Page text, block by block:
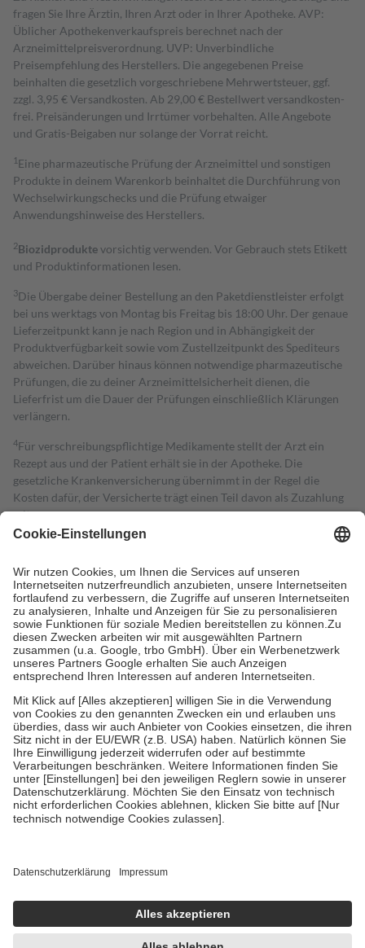
fragen Sie Ihre Ärztin, Ihren Arzt oder in Ihrer Apotheke. AVP:
Üblicher Apothekenverkaufspreis berechnet nach der
Arzneimittelpreisverordnung. UVP: Unverbindliche
Preisempfehlung des Herstellers. Die angegebenen Preise
beinhalten die gesetzlich vorgeschriebene Mehrwertsteuer, ggf.
zzgl. 3,95 € Versandkosten. Ab 29,00 € Bestell­wert versand­kosten­
frei. Preisänderungen und Irrtümer vorbehalten. Alle Angebote
und Gratis-Beigaben nur solange der Vorrat reicht.
1 Eine pharmazeutische Prüfung der Arzneimittel und sonstigen
Produkte in deinem Warenkorb beinhaltet die Durchführung von
Wechselwirkungschecks und die Prüfung etwaiger
Anwendungshinweise des Herstellers.
2Biozidproduktevorsichtig verwenden. Vor Gebrauch stets Etikett
und Produktinformationen lesen.
3Die Übergabe deiner Bestellung an den Paketdienstleister erfolgt
bei uns werktags von Montag bis Freitag bis 18:00 Uhr. Der genaue
Lieferzeitpunkt kann je nach Region und in Abhängigkeit der
Produktverfügbarkeit sowie vom Zustellzeitpunkt des Spediteurs
abweichen. Darüber hinaus können notwendige pharmazeutische
Prüfungen, die zu deiner Arzneimittelsicherheit dienen, die
Lieferfrist um die Dauer der Prüfungen einschließlich Klärungen
verlängern.
4Für verschreibungspflichtige Medikamente stellt der Arzt ein
Rezept aus und der Patient erhält sie in der Apotheke. Die
gesetzliche Krankenversicherung übernimmt in der Regel die
Kosten dafür, der Versicherte trägt einen Teil davon als Zuzahlung
mit.
Grundsätzlich leisten Mitglieder Zuzahlungen in Höhe von zehn
höchstens zehn Euro.
Es sind jedoch nie mehr als die tatsächlichen
Kosten der Leistung zu entrichten.
Diese Regeln gelten grundsätzlich auch für Online-Apotheken.
Bei Heilmitteln und häuslicher Krankenpflege beträgt die
Zuzahlung zehn Prozent der Kosten sowie zehn Euro je
Verordnung.
Um das Engagement der Versicherten für ihre eigene Gesundheit zu
stärken und die besondere Stellung der Familie zu unterstützen,
fallenkeine Zuzahlungenan bei:
• Kindern und Jugendlichen bis zum vollendeten 18. Lebensjahr
mit Ausnahme der Fahrkosten
• Untersuchungen zur Vorsorge und Früherkennung, die von der
GKV getragen werden
• empfohlenen Schutzimpfungen
• Harn- und Blutteststreifen
getroffen, um sicherzustellen, dass es sich um echte Bewertungen
https://help.etrusted.com/hc/de/articles/4419944605341
Einige Bilder und Inhalte wurden unter Zuhilfenahme künstlicher